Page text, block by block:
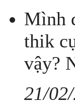
Mình
thik
vậy?
21/